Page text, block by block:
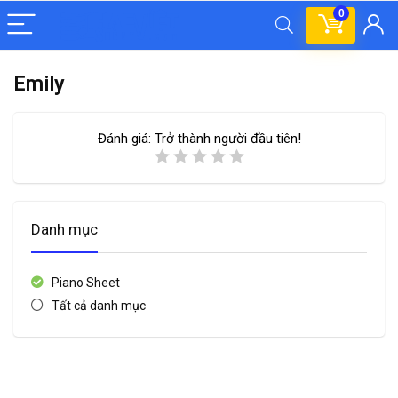
0
Emily
Đánh giá: Trở thành người đầu tiên!
Danh mục
Piano Sheet
Tất cả danh mục